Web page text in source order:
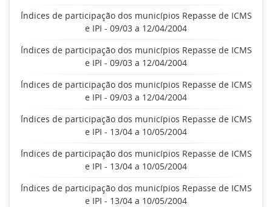
Índices de participação dos municípios Repasse de ICMS
e IPI - 09/03 a 12/04/2004
Índices de participação dos municípios Repasse de ICMS
e IPI - 09/03 a 12/04/2004
Índices de participação dos municípios Repasse de ICMS
e IPI - 09/03 a 12/04/2004
Índices de participação dos municípios Repasse de ICMS
e IPI - 13/04 a 10/05/2004
Índices de participação dos municípios Repasse de ICMS
e IPI - 13/04 a 10/05/2004
Índices de participação dos municípios Repasse de ICMS
e IPI - 13/04 a 10/05/2004